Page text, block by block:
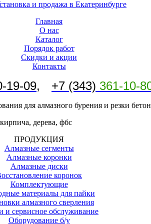
Главная
О нас
Каталог
Порядок работ
Скидки и акции
Контакты
19-09, +7 (343) 361-10-
для алмазного бурения и резки
кирпича, дерева, фбс
ПРОДУКЦИЯ
Алмазные сегменты
Алмазные коронки
Алмазные диски
коронок
Комплектующие
материалы для пайки
алмазного сверления
и сервисное обслуживание
Оборудование б/у